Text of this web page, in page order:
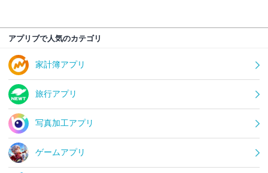
アプリブで人気のカテゴリ
家計簿アプリ
旅行アプリ
写真加工アプリ
ゲームアプリ